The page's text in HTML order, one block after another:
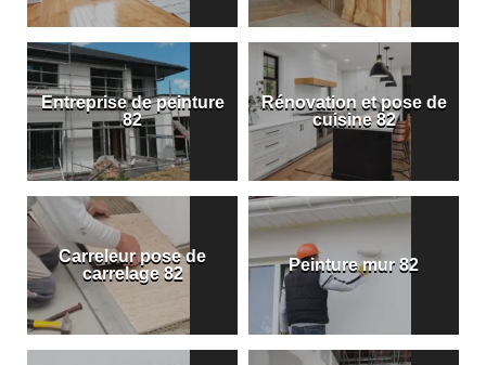
Entreprise de peinture
82
Rénovation et pose de
cuisine 82
Carreleur pose de
carrelage 82
Peinture mur 82